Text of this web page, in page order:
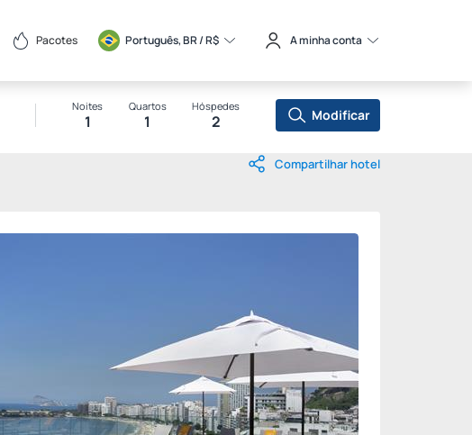
Pacotes Português, BR / R$ A minha conta
Noites
1
Quartos
1
Hóspedes
2 Modificar
Compartilhar hotel